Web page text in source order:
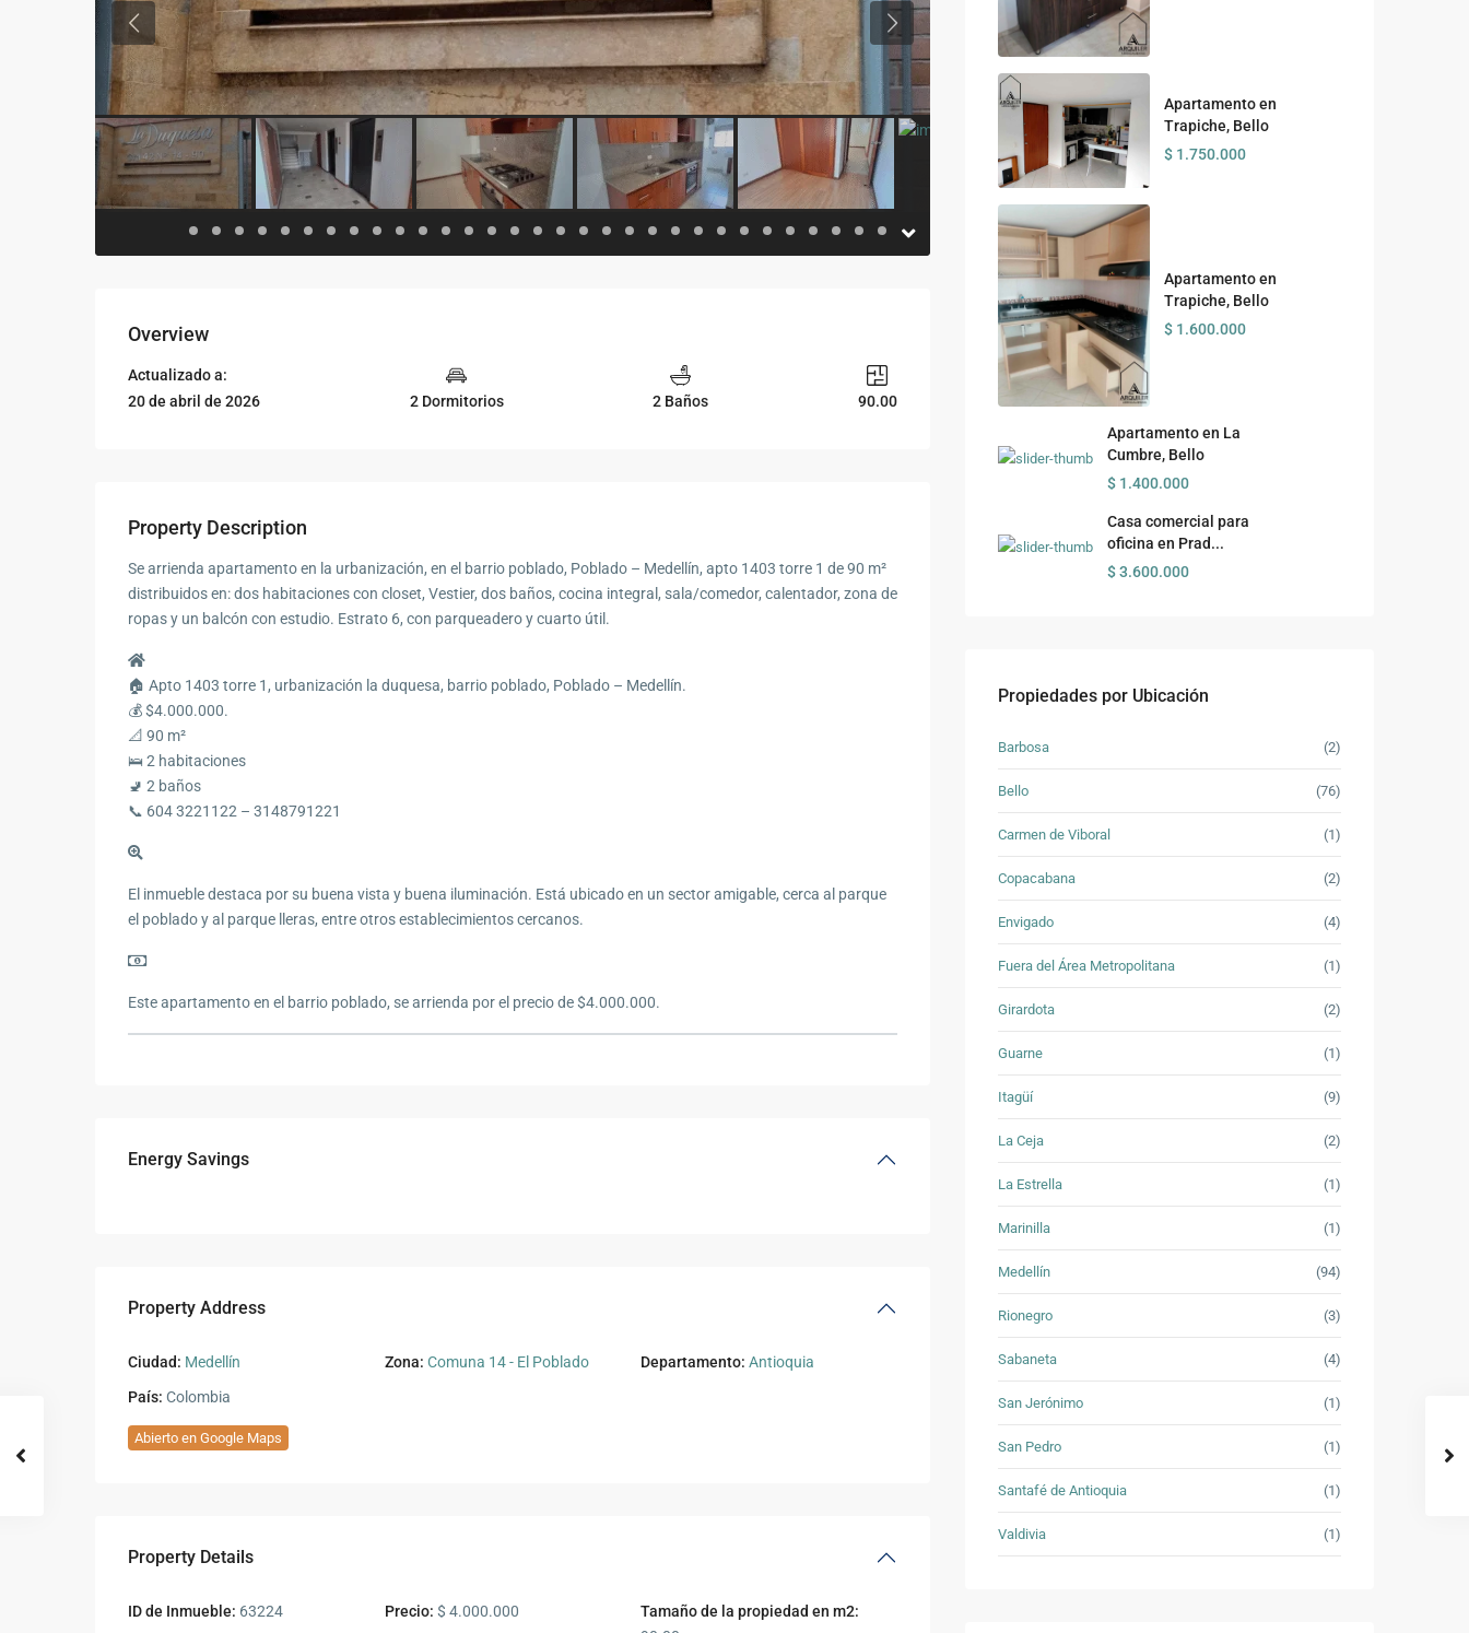
Previous Previous
Overview
Actualizado a:
20 de abril de 2026
2 Dormitorios 2 Baños 90.00
Property Description
Se arrienda apartamento en la urbanización, en el barrio poblado, Poblado – Medellín, apto 1403 torre 1 de 90 m²
distribuidos en: dos habitaciones con closet, Vestier, dos baños, cocina integral, sala/comedor, calentador, zona de
ropas y un balcón con estudio. Estrato 6, con parqueadero y cuarto útil.
🏠 Apto 1403 torre 1, urbanización la duquesa, barrio poblado, Poblado – Medellín.
💰 $4.000.000.
📐 90 m²
🛌 2 habitaciones
🚽 2 baños
📞 604 3221122 – 3148791221
El inmueble destaca por su buena vista y buena iluminación. Está ubicado en un sector amigable, cerca al parque
el poblado y al parque lleras, entre otros establecimientos cercanos.
Este apartamento en el barrio poblado, se arrienda por el precio de $4.000.000.
Energy Savings
Property Address
Ciudad: Medellín Zona: Comuna 14 - El Poblado Departamento: Antioquia
País: Colombia
Abierto en Google Maps
Property Details
ID de Inmueble: 63224 Precio: $ 4.000.000
Tamaño de la propiedad en m2:
Apartamento en
Trapiche, Bello
$ 1.750.000
Apartamento en
Trapiche, Bello
$ 1.600.000
Apartamento en La
Cumbre, Bello
$ 1.400.000
Casa comercial para
oficina en Prad...
$ 3.600.000
Propiedades por Ubicación
Barbosa (2)
Bello (76)
Carmen de Viboral (1)
Copacabana (2)
Envigado (4)
Fuera del Área Metropolitana (1)
Girardota (2)
Guarne (1)
Itagüí (9)
La Ceja (2)
La Estrella (1)
Marinilla (1)
Medellín (94)
Rionegro (3)
Sabaneta (4)
San Jerónimo (1)
San Pedro (1)
Santafé de Antioquia (1)
Valdivia (1)